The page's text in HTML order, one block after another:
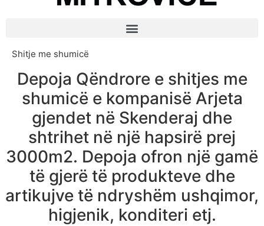
Shitje me shumicë
Depoja Qëndrore e shitjes me
shumicë e kompanisë Arjeta
gjendet në Skenderaj dhe
shtrihet në një hapsirë prej
3000m2. Depoja ofron një gamë
të gjerë të produkteve dhe
artikujve të ndryshëm ushqimor,
higjenik, konditeri etj.